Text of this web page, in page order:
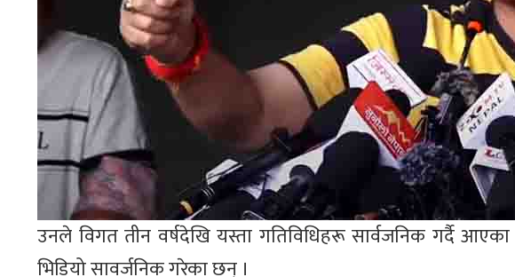
उनले विगत तीन वर्षदेखि यस्ता गतिविधिहरू सार्वजनिक गर्दै
भिडियो सावर्जनिक गरेका छन् ।